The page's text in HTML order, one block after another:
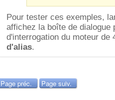
Pour tester ces exemples,
affichez la boîte de dialogue
d'interrogation du moteur
d'alias.
Page préc. Page suiv.